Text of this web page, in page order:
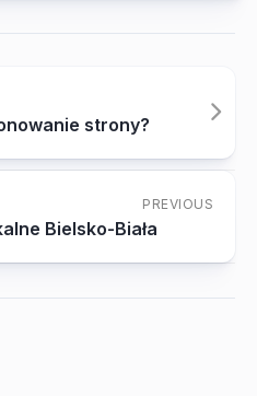
strony?
PREVIOUS
Bielsko-Biała